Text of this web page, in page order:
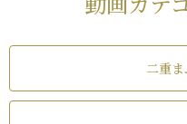
二重